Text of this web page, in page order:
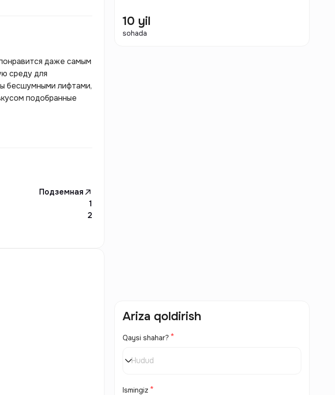
даже самым
среду для
бесшумными лифтами,
подобранные
Подземная
1
2
10 yil
sohada
Ariza qoldirish
Qaysi shahar?
Hudud
Ismingiz